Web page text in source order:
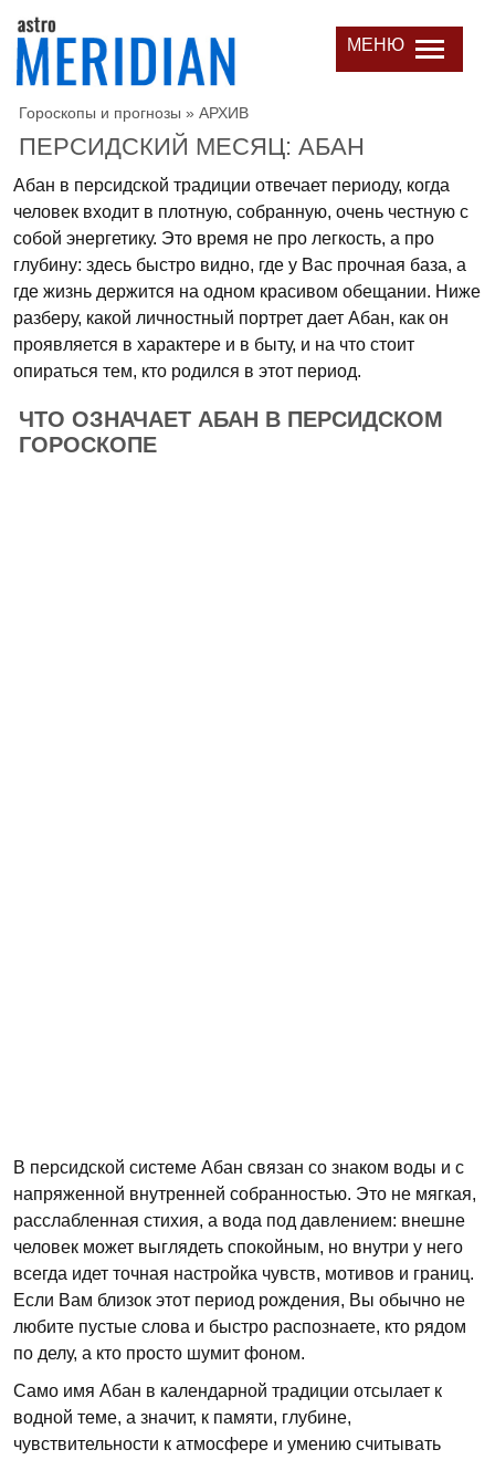
МЕНЮ
Гороскопы и прогнозы » АРХИВ
ПЕРСИДСКИЙ МЕСЯЦ: АБАН
Абан в персидской традиции отвечает периоду, когда
человек входит в плотную, собранную, очень честную с
собой энергетику. Это время не про легкость, а про
глубину: здесь быстро видно, где у Вас прочная база, а
где жизнь держится на одном красивом обещании. Ниже
разберу, какой личностный портрет дает Абан, как он
проявляется в характере и в быту, и на что стоит
опираться тем, кто родился в этот период.
ЧТО ОЗНАЧАЕТ АБАН В ПЕРСИДСКОМ
ГОРОСКОПЕ
В персидской системе Абан связан со знаком воды и с
напряженной внутренней собранностью. Это не мягкая,
расслабленная стихия, а вода под давлением: внешне
человек может выглядеть спокойным, но внутри у него
всегда идет точная настройка чувств, мотивов и границ.
Если Вам близок этот период рождения, Вы обычно не
любите пустые слова и быстро распознаете, кто рядом
по делу, а кто просто шумит фоном.
Само имя Абан в календарной традиции отсылает к
водной теме, а значит, к памяти, глубине,
чувствительности к атмосфере и умению считывать